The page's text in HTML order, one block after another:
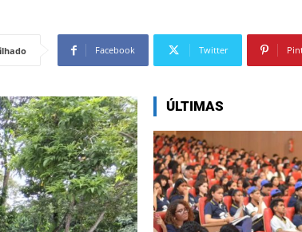
Facebook Twitter
ÚLTIMAS